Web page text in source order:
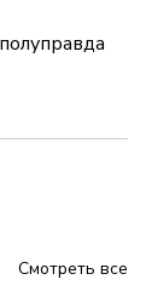
Смотреть все